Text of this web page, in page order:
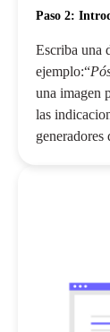
Paso 2:
Escriba una
ejemplo:“
una imagen
las